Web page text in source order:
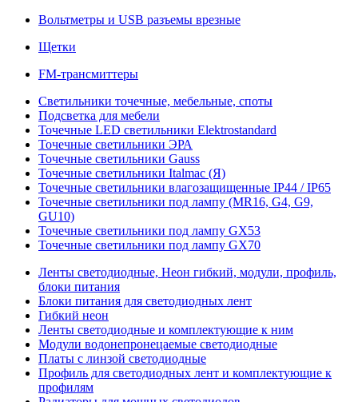
Вольтметры и USB разъемы врезные
Щетки
FM-трансмиттеры
Светильники точечные, мебельные, споты
Подсветка для мебели
Точечные LED светильники Elektrostandard
Точечные светильники ЭРА
Точечные светильники Gauss
Точечные светильники Italmac (Я)
Точечные светильники влагозащищенные IP44 / IP65
Точечные светильники под лампу (MR16, G4, G9,
GU10)
Точечные светильники под лампу GX53
Точечные светильники под лампу GX70
Ленты светодиодные, Неон гибкий, модули, профиль,
блоки питания
Блоки питания для светодиодных лент
Гибкий неон
Ленты светодиодные и комплектующие к ним
Модули водонепронецаемые светодиодные
Платы с линзой светодиодные
Профиль для светодиодных лент и комплектующие к
профилям